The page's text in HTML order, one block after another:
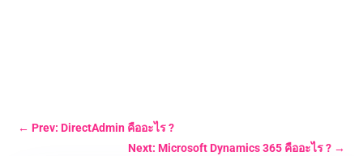
←Prev: DirectAdmin คืออะไร ?
Next: Microsoft Dynamics 365 คืออะไร ?→